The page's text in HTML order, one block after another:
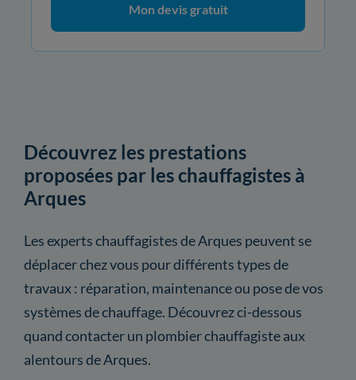
Mon devis gratuit
Découvrez les prestations
proposées par les chauffagistes à
Arques
Les experts chauffagistes de Arques peuvent se
déplacer chez vous pour différents types de
travaux : réparation, maintenance ou pose de vos
systèmes de chauffage. Découvrez ci-dessous
quand contacter un plombier chauffagiste aux
alentours de Arques.